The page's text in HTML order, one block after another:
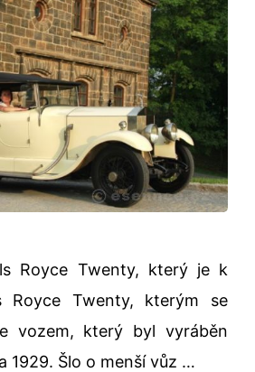
Royce Twenty, který je k
Royce Twenty, kterým se
vozem, který byl vyráběn
1929. Šlo o menší vůz …